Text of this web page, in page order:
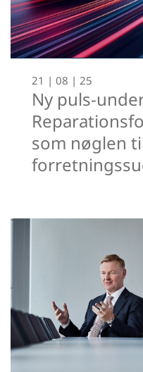
21 | 08 | 25
Ny puls-
som nøglen